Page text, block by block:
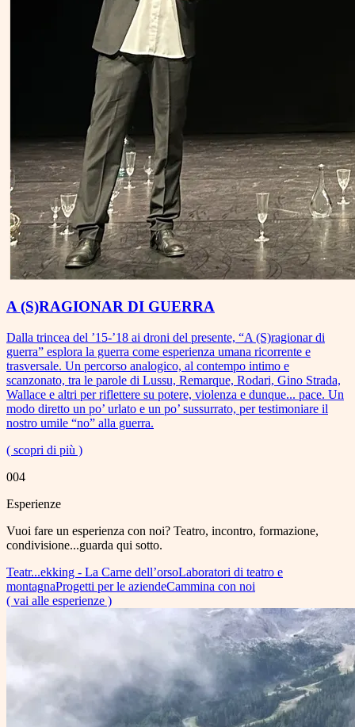
A (S)RAGIONAR DI GUERRA
Dalla trincea del ’15-’18 ai droni del presente, “A (S)ragionar di
guerra” esplora la guerra come esperienza umana ricorrente e
trasversale. Un percorso analogico, al contempo intimo e
scanzonato, tra le parole di Lussu, Remarque, Rodari, Gino Strada,
Wallace e altri per riflettere su potere, violenza e dunque... pace. Un
modo diretto un po’ urlato e un po’ sussurrato, per testimoniare il
nostro umile “no” alla guerra.
( scopri di più )
004
Esperienze
Vuoi fare un esperienza con noi? Teatro, incontro, formazione,
condivisione...guarda qui sotto.
Teatr...ekking - La Carne dell’orsoLaboratori di teatro e
montagnaProgetti per le aziendeCammina con noi
( vai alle esperienze )